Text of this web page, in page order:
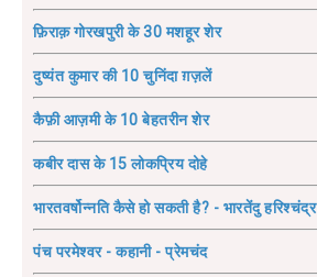
फ़िराक़ गोरखपुरी के 30 मशहूर शेर
दुष्यंत कुमार की 10 चुनिंदा ग़ज़लें
कैफ़ी आज़मी के 10 बेहतरीन शेर
कबीर दास के 15 लोकप्रिय दोहे
भारतवर्षोन्नति कैसे हो सकती है? - भारतेंदु हरिश्चंद्र
पंच परमेश्वर - कहानी - प्रेमचंद